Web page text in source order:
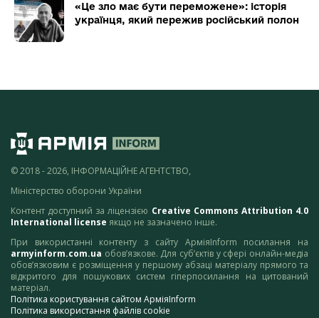
«Це зло має бути переможене»: історія
українця, який пережив російський полон
© 2018 - 2026, ІНФОРМАЦІЙНЕ АГЕНТСТВО,
Міністерство оборони України
Контент доступний за ліцензією Creative Commons Attribution 4.0
International license якщо не зазначено інше.
При використанні контенту з сайту АрміяInform посилання на
armyinform.com.ua обов’язкове. Для суб’єктів у сфері онлайн-медіа
обов’язковим є розміщення у першому абзаці матеріалу прямого та
відкритого для пошукових систем гіперпосилання на цитований
матеріал.
Політика користування сайтом АрміяInform
Політика використання файлів cookie